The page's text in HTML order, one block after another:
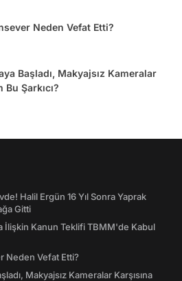
Neden Vefat Etti?
Başladı, Makyajsız Kameralar
Bu Şarkıcı?
Halil Ergün 16 Yıl Sonra Yaprak
Gitti
İlişkin Kanun Teklifi TBMM'de Kabul
Neden Vefat Etti?
Makyajsız Kameralar Karşısına